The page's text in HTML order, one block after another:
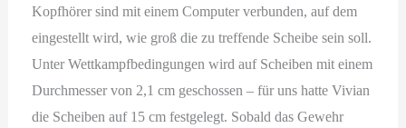
Kopfhörer sind mit einem Computer verbunden, auf dem
eingestellt wird, wie groß die zu treffende Scheibe sein soll.
Unter Wettkampfbedingungen wird auf Scheiben mit einem
Durchmesser von 2,1 cm geschossen – für uns hatte Vivian
die Scheiben auf 15 cm festgelegt. Sobald das Gewehr